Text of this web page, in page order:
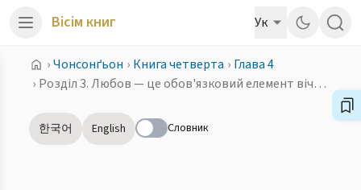
Вісім книг Ук
›Чонсонґьон › Книга четверта › Глава 4
›
Розділ 3. Любов — це обов'язковий елемент вічного життя людини
한국어 English Словник